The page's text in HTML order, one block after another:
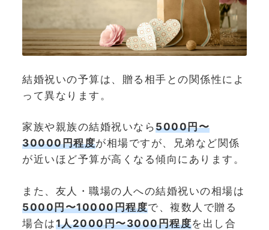
結婚祝いの予算は、贈る相手との関係性によ
って異なります。
家族や親族の結婚祝いなら5000円〜
30000円程度が相場ですが、兄弟など関係
が近いほど予算が高くなる傾向にあります。
また、友人・職場の人への結婚祝いの相場は
5000円〜10000円程度で、複数人で贈る
場合は1人2000円〜3000円程度を出し合